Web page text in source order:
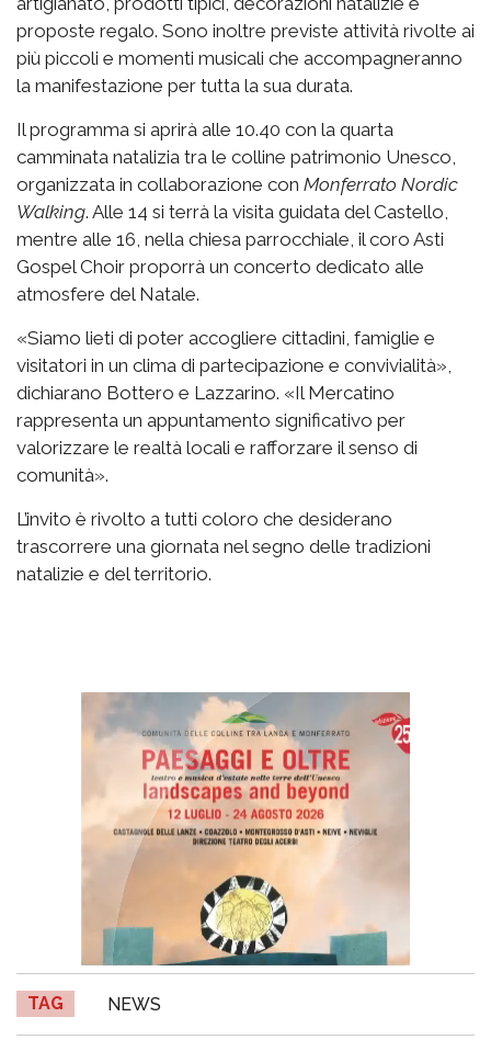
proposte regalo. Sono inoltre previste attività rivolte ai
più piccoli e momenti musicali che accompagneranno
la manifestazione per tutta la sua durata.
Il programma si aprirà alle 10.40 con la quarta
camminata natalizia tra le colline patrimonio Unesco,
organizzata in collaborazione con Monferrato Nordic
Walking. Alle 14 si terrà la visita guidata del Castello,
mentre alle 16, nella chiesa parrocchiale, il coro Asti
Gospel Choir proporrà un concerto dedicato alle
atmosfere del Natale.
«Siamo lieti di poter accogliere cittadini, famiglie e
visitatori in un clima di partecipazione e convivialità»,
dichiarano Bottero e Lazzarino. «Il Mercatino
rappresenta un appuntamento significativo per
valorizzare le realtà locali e rafforzare il senso di
comunità».
L’invito è rivolto a tutti coloro che desiderano
trascorrere una giornata nel segno delle tradizioni
natalizie e del territorio.
TAG NEWS